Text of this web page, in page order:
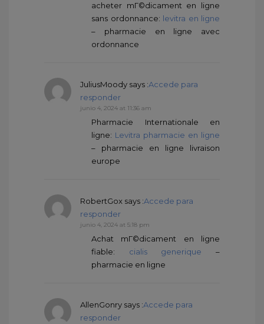
acheter mГ©dicament en ligne
sans ordonnance: levitra en ligne
– pharmacie en ligne avec
ordonnance
JuliusMoody says :Accede para
responder
junio 4, 2024 at 11:36 am
Pharmacie Internationale en
ligne: Levitra pharmacie en ligne
– pharmacie en ligne livraison
europe
RobertGox says :Accede para
responder
junio 4, 2024 at 5:18 pm
Achat mГ©dicament en ligne
fiable: cialis generique –
pharmacie en ligne
AllenGonry says :Accede para
responder